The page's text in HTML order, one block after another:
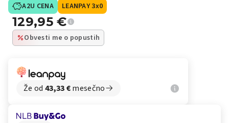
A2U CENA LEANPAY 3x0
129,95€
Obvesti me o popustih
Že od 43,33€mesečno